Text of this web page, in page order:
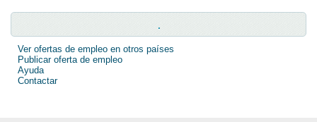
.
Ver ofertas de empleo en otros países
Publicar oferta de empleo
Ayuda
Contactar